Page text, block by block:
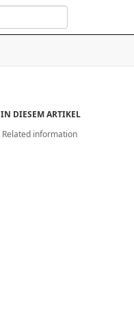
IN DIESEM ARTIKEL
Related information